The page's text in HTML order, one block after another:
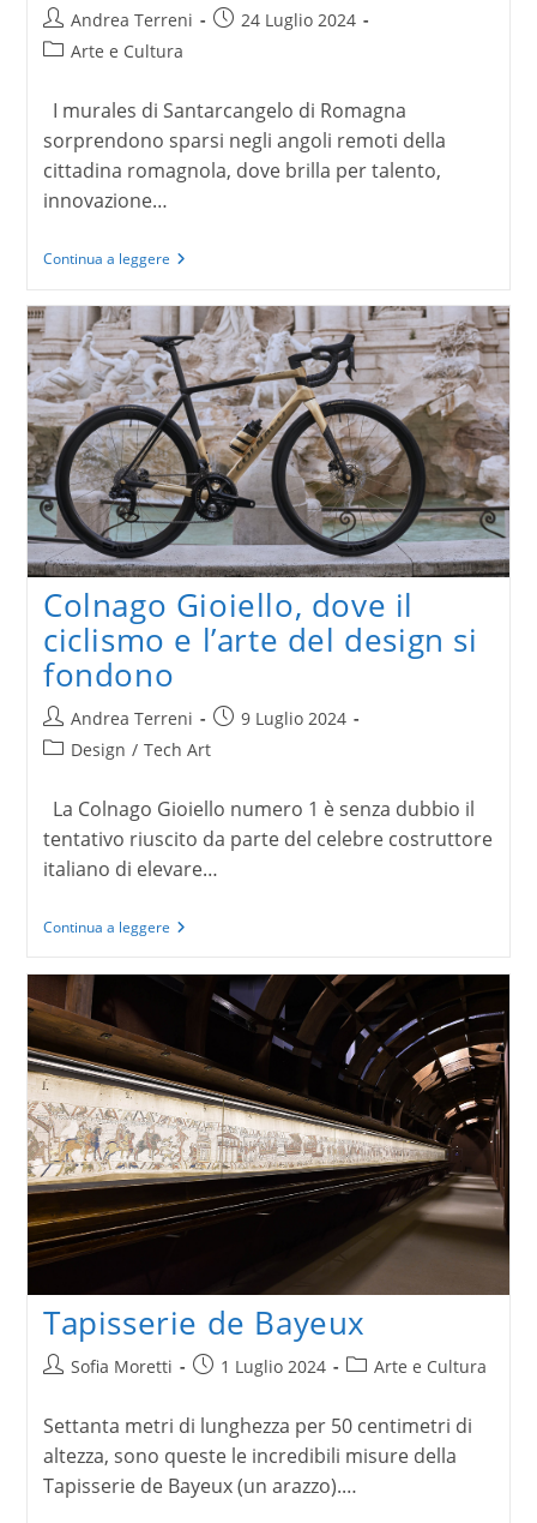
Autore
dell'articolo:
Andrea Terreni
Articolo24 Luglio 2024
Categoria
Arte e Cultura
I murales di Santarcangelo di Romagna
sorprendono sparsi negli angoli remoti della
cittadina romagnola, dove brilla per talento,
innovazione…
Continua a leggereI
Santarcangelo
di
Romagna:
l’opera
di
Ericailcane
Colnago Gioiello, dove il
ciclismo e l’arte del design si
fondono
Autore
dell'articolo:
Andrea Terreni
Articolo9 Luglio 2024
Categoria
Design / Tech Art
La Colnago Gioiello numero 1 è senza dubbio il
tentativo riuscito da parte del celebre costruttore
italiano di elevare…
Continua a leggereColnago
il
ciclismo
l’arte
del
design
si
fondono
Tapisserie de Bayeux
AutoreSofia Moretti
Articolo1 Luglio 2024
Categoria
Arte e Cultura
Settanta metri di lunghezza per 50 centimetri di
altezza, sono queste le incredibili misure della
Tapisserie de Bayeux (un arazzo).…